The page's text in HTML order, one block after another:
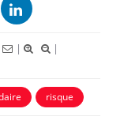
|
|
risque